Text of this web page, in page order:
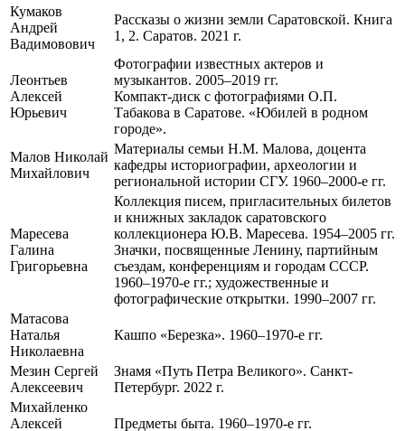
Кумаков
Андрей
Вадимовович
Рассказы о жизни земли Саратовской. Книга
1, 2. Саратов. 2021 г.
Леонтьев
Алексей
Юрьевич
Фотографии известных актеров и
музыкантов. 2005–2019 гг.
Компакт-диск с фотографиями О.П.
Табакова в Саратове. «Юбилей в родном
городе».
Малов Николай
Михайлович
Материалы семьи Н.М. Малова, доцента
кафедры историографии, археологии и
региональной истории СГУ. 1960–2000-е гг.
Маресева
Галина
Григорьевна
Коллекция писем, пригласительных билетов
и книжных закладок саратовского
коллекционера Ю.В. Маресева. 1954–2005 гг.
Значки, посвященные Ленину, партийным
съездам, конференциям и городам СССР.
1960–1970-е гг.; художественные и
фотографические открытки. 1990–2007 гг.
Матасова
Наталья
Николаевна
Кашпо «Березка». 1960–1970-е гг.
Мезин Сергей
Алексеевич
Знамя «Путь Петра Великого». Санкт-
Петербург. 2022 г.
Михайленко
Алексей
Предметы быта. 1960–1970-е гг.